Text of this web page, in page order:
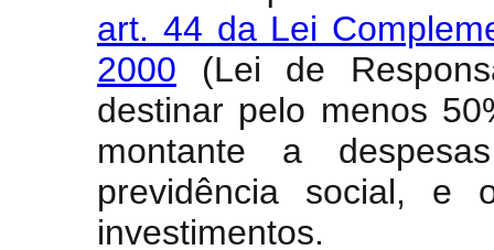
art. 44 da Lei
2000 (Lei de
destinar pelo menos
montante a
previdência social, e
investimentos.